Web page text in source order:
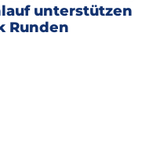
unterstützen
Runden